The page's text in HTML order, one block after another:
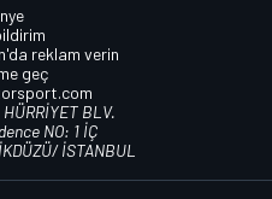
reklam verin
geç
BLV.
NO: 1 İÇ
İSTANBUL